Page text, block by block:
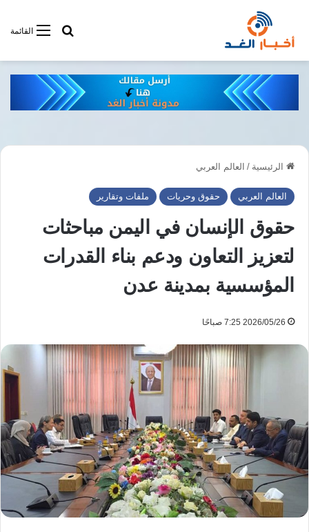
القائمةأبحت فى
الرئيسية / العالم العربي
العالم العربي حقوق وحريات ملفات وتقارير
حقوق الإنسان في اليمن مباحثات
لتعزيز التعاون ودعم بناء القدرات
المؤسسية بمدينة عدن
2026/05/26 7:25 صباحًا